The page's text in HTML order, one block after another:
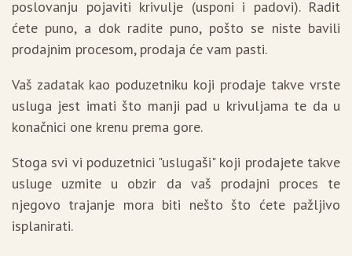
poslovanju pojaviti krivulje (usponi i padovi). Radit
ćete puno, a dok radite puno, pošto se niste bavili
prodajnim procesom, prodaja će vam pasti.
Vaš zadatak kao poduzetniku koji prodaje takve vrste
usluga jest imati što manji pad u krivuljama te da u
konačnici one krenu prema gore.
Stoga svi vi poduzetnici "uslugaši" koji prodajete takve
usluge uzmite u obzir da vaš prodajni proces te
njegovo trajanje mora biti nešto što ćete pažljivo
isplanirati.